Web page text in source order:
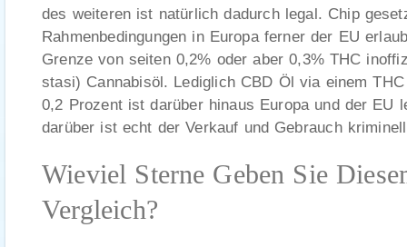
des weiteren ist natürlich dadurch legal. Chip
Rahmenbedingungen in Europa ferner der EU
Grenze von seiten 0,2% oder aber 0,3% THC
stasi) Cannabisöl. Lediglich CBD Öl via einem
0,2 Prozent ist darüber hinaus Europa und der EU
darüber ist echt der Verkauf und Gebrauch
Wieviel Sterne Geben Sie
Vergleich?